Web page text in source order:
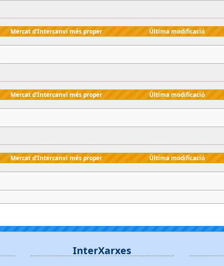
Mercat d'Intercanvi més proper Última modificació
Mercat d'Intercanvi més proper Última modificació
Mercat d'Intercanvi més proper Última modificació
InterXarxes